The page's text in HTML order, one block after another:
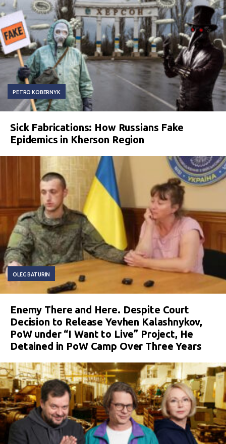
PETRO KOBERNYK
Sick Fabrications: How Russians Fake
Epidemics in Kherson Region
OLEG BATURIN
Enemy There and Here. Despite Court
Decision to Release Yevhen Kalashnykov,
PoW under “I Want to Live” Project, He
Detained in PoW Camp Over Three Years